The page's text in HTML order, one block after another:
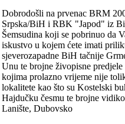
Dobrodošli na prvenac BRM
Srpska/BiH i RBK "Japod" iz
Šemsudina koji se pobrinuo da
iskustvo u kojem ćete imati
sjeverozapadne BiH tačnije
Unu te brojne živopisne
kojima prolazno vrijeme nije
lokalitete kao što su Kostelski
Hajdučku česmu te brojne
Lanište, Dubovsko